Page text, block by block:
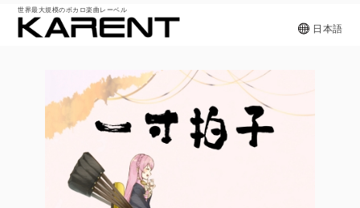
世界最大規模のボカロ楽曲レーベル
日本語